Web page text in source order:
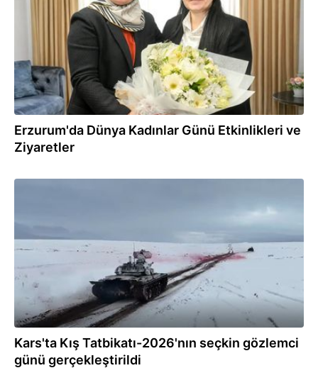
Erzurum'da Dünya Kadınlar Günü Etkinlikleri ve
Ziyaretler
Kars'ta Kış Tatbikatı-2026'nın seçkin gözlemci
günü gerçekleştirildi